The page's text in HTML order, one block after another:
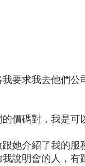
要求我去他們公
價碼對，我是可
她介紹了我的服
說明會的人，有